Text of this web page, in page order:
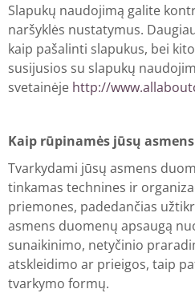
Slapukų naudojimą galite
naršyklės nustatymus.
kaip pašalinti slapukus, bei
susijusios su slapukų
svetainėje http://
Kaip rūpinamės jūsų
Tvarkydami jūsų asmens
tinkamas technines ir
priemones, padedančias
asmens duomenų apsaugą
sunaikinimo, netyčinio
atskleidimo ar prieigos, taip
tvarkymo formų.